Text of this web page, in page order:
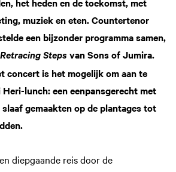
muziek en eten. Countertenor
een bijzonder programma samen,
Retracing Steps van Sons of Jumira.
concert is het mogelijk om aan te
lunch: een eenpansgerecht met
gemaakten op de plantages tot
diepgaande reis door de